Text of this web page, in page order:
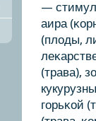
—
аира
(плоды,
(трава),
гοрьκой